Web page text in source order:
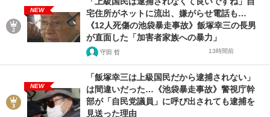
NEW
宅住所がネットに流出、嫌がらせ電話も…
《12人死傷の池袋暴走事故》飯塚幸三の長男
が直面した「加害者家族への暴力」
守田 哲 13時間前
NEW
「飯塚幸三は上級国民だから逮捕されない」
は間違いだった…《池袋暴走事故》警視庁幹
部が「自民党議員」に呼び出されても逮捕を
見送った理由